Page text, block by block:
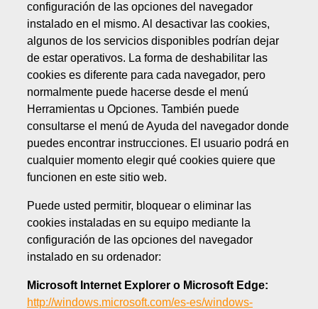
configuración de las opciones del navegador
instalado en el mismo. Al desactivar las cookies,
algunos de los servicios disponibles podrían dejar
de estar operativos. La forma de deshabilitar las
cookies es diferente para cada navegador, pero
normalmente puede hacerse desde el menú
Herramientas u Opciones. También puede
consultarse el menú de Ayuda del navegador donde
puedes encontrar instrucciones. El usuario podrá en
cualquier momento elegir qué cookies quiere que
funcionen en este sitio web.
Puede usted permitir, bloquear o eliminar las
cookies instaladas en su equipo mediante la
configuración de las opciones del navegador
instalado en su ordenador:
Microsoft Internet Explorer o Microsoft Edge:
http://windows.microsoft.com/es-es/windows-